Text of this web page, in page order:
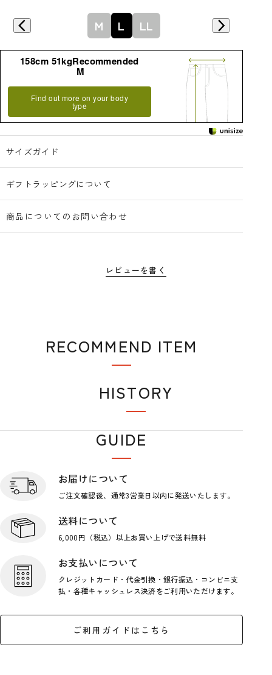
詳細はこちら
M L LL
158cm 51kgRecommended
M
Find out more on your body
type
サイズガイド
ギフトラッピングについて
商品についてのお問い合わせ
レビューを書く
RECOMMEND ITEM
HISTORY
GUIDE
お届けについて
ご注文確認後、通常3営業日以内に発送いたします。
送料について
6,000円（税込）以上お買い上げで送料無料
お支払いについて
クレジットカード・代金引換・銀行振込・コンビニ支
払・各種キャッシュレス決済をご利用いただけます。
ご利用ガイドはこちら